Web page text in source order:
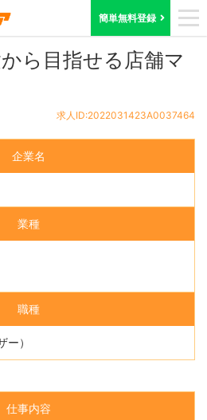
簡単無料登録
求人ID:2022031423A0037464
から目指せる店舗マ
求人ID:2022031423A0037464
企業名
業種
職種
）
仕事内容